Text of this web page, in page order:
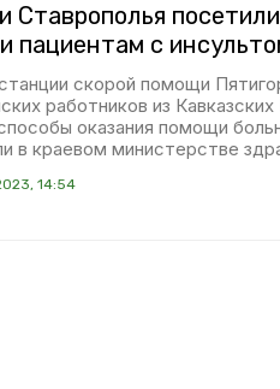
Ставрополья
пациентам с
скорой помощи
работников из
оказания помощи
в краевом министерстве
14:54